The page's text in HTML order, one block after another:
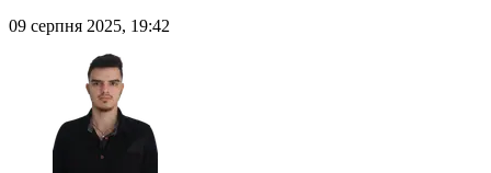
09 серпня 2025, 19:42